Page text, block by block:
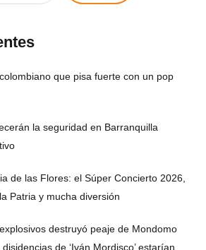
que pisa fuerte con un pop
la seguridad en Barranquilla
de las Flores: el Súper Concierto 2026,
Patria y mucha diversión
destruyó peaje de Mondomo
de ‘Iván Mordisco’ estarían